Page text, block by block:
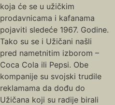
koja će se u užičkim
prodavnicama i kafanama
pojaviti sledeće 1967. Godine.
Tako su se i Užičani našli
pred nametnitim izborom –
Coca Cola ili Pepsi. Obe
kompanije su svojski trudile
reklamama da dođu do
Užičana koji su radije birali